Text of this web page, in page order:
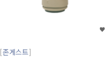
존게스트